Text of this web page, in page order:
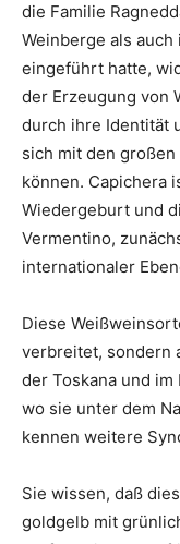
die Familie
Weinberge als
eingeführt hatte,
der Erzeugung von
durch ihre Identität
sich mit den
können. Capichera
Wiedergeburt und
Vermentino,
internationaler
Diese
verbreitet, sondern
der Toskana und
wo sie unter dem
kennen weitere
Sie wissen, daß
goldgelb mit